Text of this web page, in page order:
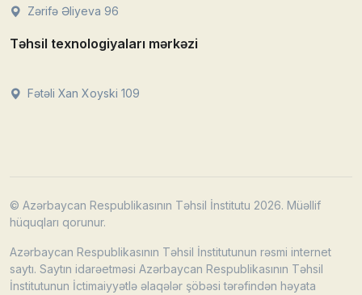
Zərifə Əliyeva 96
Təhsil texnologiyaları mərkəzi
Fətəli Xan Xoyski 109
© Azərbaycan Respublikasının Təhsil İnstitutu 2026. Müəllif
hüquqları qorunur.
Azərbaycan Respublikasının Təhsil İnstitutunun rəsmi internet
saytı. Saytın idarəetməsi Azərbaycan Respublikasının Təhsil
İnstitutunun İctimaiyyətlə əlaqələr şöbəsi tərəfindən həyata